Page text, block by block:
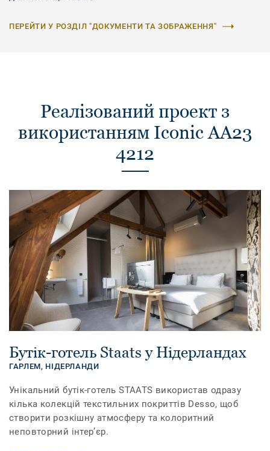
ПЕРЕЙТИ У РОЗДІЛ "ДОКУМЕНТИ ТА ЗОБРАЖЕННЯ"
Реалізований проект з
використанням Iconic AA23
4212
Бутік-готель Staats у Нідерландах
ГАРЛЕМ, НІДЕРЛАНДИ
Унікальний бутік-готель STAATS використав одразу
кілька колекцій текстильних покриттів Desso, щоб
створити розкішну атмосферу та колоритний
неповторний інтер’єр.